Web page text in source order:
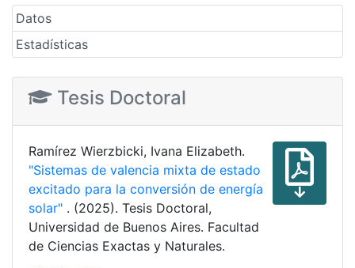
Datos
Estadísticas
Tesis Doctoral
Ramírez Wierzbicki, Ivana Elizabeth.
"Sistemas de valencia mixta de estado
excitado para la conversión de energía
solar" . (2025). Tesis Doctoral,
Universidad de Buenos Aires. Facultad
de Ciencias Exactas y Naturales.